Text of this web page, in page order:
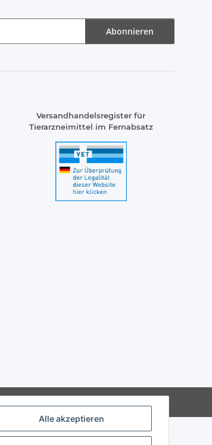
Alle akzeptieren
Abonnieren
Versandhandelsregister für
Tierarzneimittel im Fernabsatz